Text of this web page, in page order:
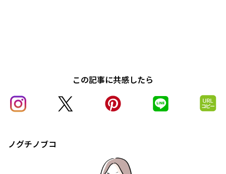
この記事に共感したら
ノグチノブコ